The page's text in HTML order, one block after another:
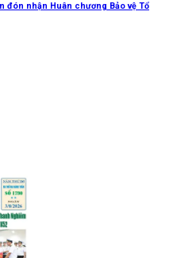
đón nhận Huân chương Bảo vệ Tổ